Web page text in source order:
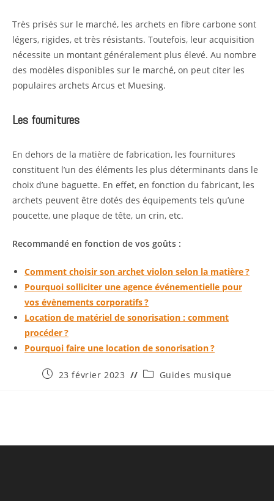
Très prisés sur le marché, les archets en fibre carbone sont
légers, rigides, et très résistants. Toutefois, leur acquisition
nécessite un montant généralement plus élevé. Au nombre
des modèles disponibles sur le marché, on peut citer les
populaires archets Arcus et Muesing.
Les fournitures
En dehors de la matière de fabrication, les fournitures
constituent l’un des éléments les plus déterminants dans le
choix d’une baguette. En effet, en fonction du fabricant, les
archets peuvent être dotés des équipements tels qu’une
poucette, une plaque de tête, un crin, etc.
Recommandé en fonction de vos goûts :
Comment choisir son archet violon selon la matière ?
Pourquoi solliciter une agence événementielle pour
vos évènements corporatifs ?
Location de matériel de sonorisation : comment
procéder ?
Pourquoi faire une location de sonorisation ?
Publication
23 février 2023
PostGuides musique